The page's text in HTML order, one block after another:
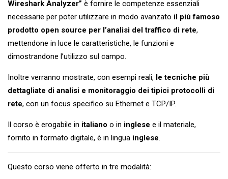
Wireshark Analyzer” è fornire le competenze essenziali
necessarie per poter utilizzare in modo avanzato il più famoso
prodotto open source per l’analisi del traffico di rete,
mettendone in luce le caratteristiche, le funzioni e
dimostrandone l’utilizzo sul campo.
Inoltre verranno mostrate, con esempi reali, le tecniche più
dettagliate di analisi e monitoraggio dei tipici protocolli di
rete, con un focus specifico su Ethernet e TCP/IP.
Il corso è erogabile in italiano o in inglese e il materiale,
fornito in formato digitale, è in lingua inglese.
Questo corso viene offerto in tre modalità: